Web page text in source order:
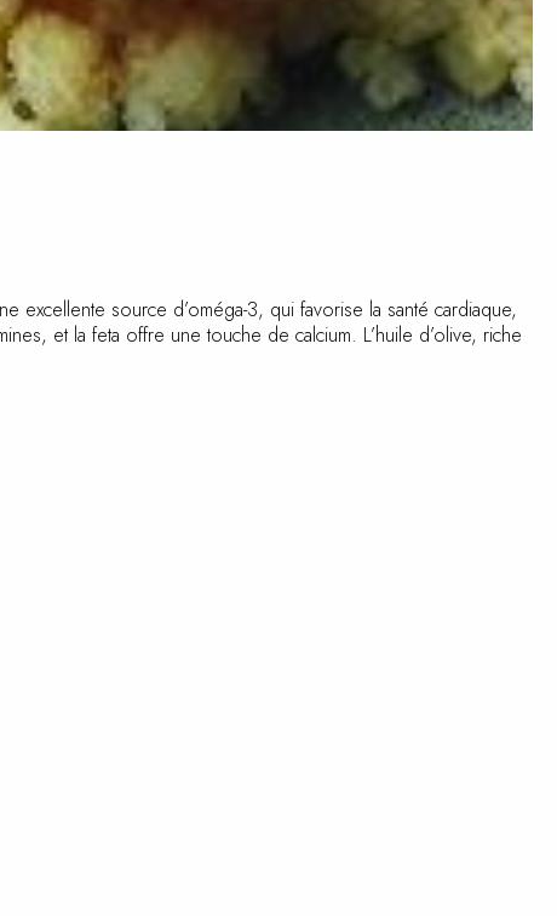
excellente source d’oméga-3, qui favorise la santé
vitamines, et la feta offre une touche de calcium. L’huile